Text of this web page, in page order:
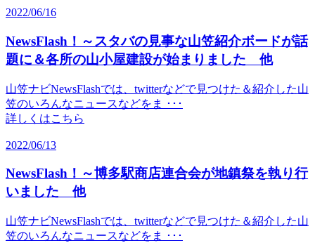
2022/06/16
NewsFlash！～スタバの見事な山笠紹介ボードが話
題に＆各所の山小屋建設が始まりました 他
山笠ナビNewsFlashでは、twitterなどで見つけた＆紹介した山
笠のいろんなニュースなどをま ･･･
詳しくはこちら
2022/06/13
NewsFlash！～博多駅商店連合会が地鎮祭を執り行
いました 他
山笠ナビNewsFlashでは、twitterなどで見つけた＆紹介した山
笠のいろんなニュースなどをま ･･･